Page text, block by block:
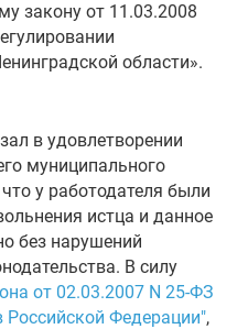
закону от 11.03.2008
области».
в удовлетворении
муниципального
у работодателя были
истца и данное
без нарушений
В силу
от 02.03.2007 N 25-ФЗ
Федерации",